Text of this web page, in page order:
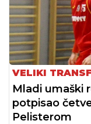
VELIKI
Mladi umaški
potpisao
Pelisterom